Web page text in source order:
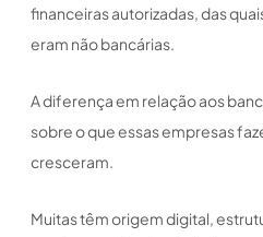
financeiras autorizadas, das
eram não bancárias.
A diferença em relação aos
sobre o que essas empresas
cresceram.
Muitas têm origem digital,